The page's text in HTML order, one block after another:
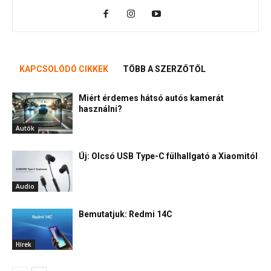
KAPCSOLÓDÓ CIKKEK TÖBB A SZERZŐTŐL
Autók
Miért érdemes hátsó autós kamerát
használni?
Audio
Új: Olcsó USB Type-C fülhallgató a Xiaomitól
Hírek
Bemutatjuk: Redmi 14C